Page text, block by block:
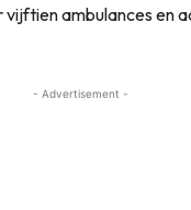
ambulances en
- Advertisement -